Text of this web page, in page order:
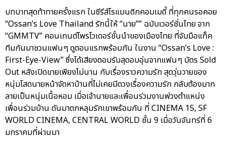
บทบาทสุดท้าทายครั้งแรก ในซีรีส์โรแมนติกคอมเมดี้ ที่ทุกคนรอคอย
“Ossan’s Love Thailand รักนี้ให้ “นาย”” ฉบับเวอร์ชั่นไทย จาก
“GMMTV” คอนเทนต์โพรไวเดอร์ชั้นนำของเมืองไทย ที่จับมือแท็ค
ทีมกันมาชวนแฟนๆ ดูตอนแรกพร้อมกัน ในงาน “Ossan’s Love :
First-Eye-View” ซึ่งได้เสียงตอบรับสุดอบอุ่นจากแฟนๆ บัตร Sold
Out หลังเปิดขายเพียงไม่นาน กับเรื่องราวความรัก สุดวุ่นวายของ
หนุ่มโสดนายหน้าจัดหาบ้านที่ไม่เคยมีดวงเรื่องความรัก กลับต้องมาก
ลายเป็นหนุ่มเนื้อหอม เมื่อเจ้านายและเพื่อนร่วมงานพ่วงตำแหน่ง
เพื่อนร่วมบ้าน ดันมาตกหลุมรักเขาพร้อมกัน ที่ CINEMA 15, SF
WORLD CINEMA, CENTRAL WORLD ชั้น 9 เมื่อวันจันทร์ที่ 6
มกราคมที่ผ่านมา